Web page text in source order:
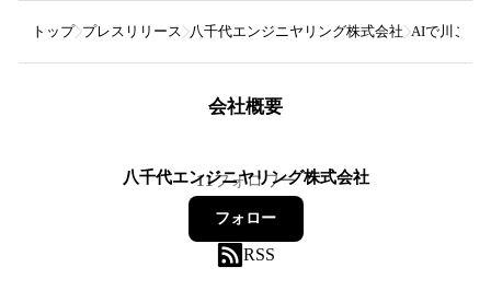
トップ プレスリリース 八千代エンジニヤリング株式会社 AIで川ごみ
会社概要
八千代エンジニヤリング株式会社
11フォロワー
フォロー
RSS